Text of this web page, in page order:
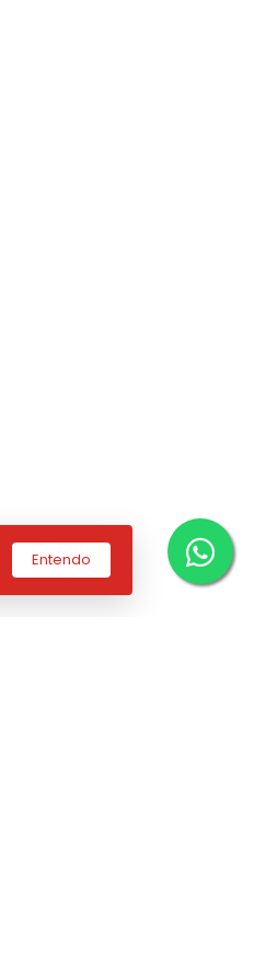
Entendo